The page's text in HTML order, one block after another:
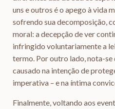
uns e outros é o apego à vida
sofrendo sua decomposição,
moral: a decepção de ver
infringido voluntariamente a
termo. Por outro lado, nota-se
causado na intenção de
imperativa – e na íntima
Finalmente, voltando aos